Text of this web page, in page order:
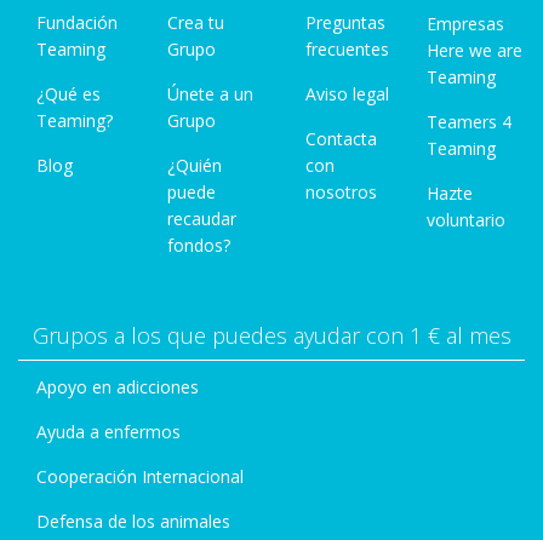
Fundación
Teaming
¿Qué es
Teaming?
Blog
Crea tu
Grupo
Únete a un
Grupo
¿Quién
puede
recaudar
fondos?
Preguntas
frecuentes
Aviso legal
Contacta
con
nosotros
Empresas
Here we are
Teaming
Teamers 4
Teaming
Hazte
voluntario
Grupos a los que puedes ayudar con 1 € al mes
Apoyo en adicciones
Ayuda a enfermos
Cooperación Internacional
Defensa de los animales